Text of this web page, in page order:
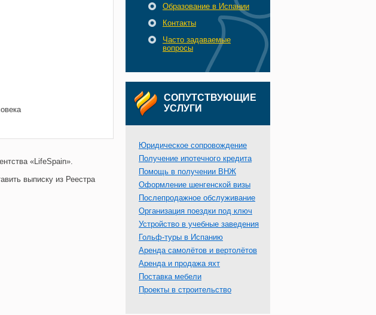
«LifeSpain».
выписку из Реестра
Образование в Испании
Контакты
Часто задаваемые
вопросы
СОПУТСТВУЮЩИЕ
УСЛУГИ
Юридическое сопровождение
Получение ипотечного кредита
Помощь в получении ВНЖ
Оформление шенгенской визы
Послепродажное обслуживание
Организация поездки под ключ
Устройство в учебные заведения
Гольф-туры в Испанию
Аренда самолётов и вертолётов
Аренда и продажа яхт
Поставка мебели
Проекты в строительство